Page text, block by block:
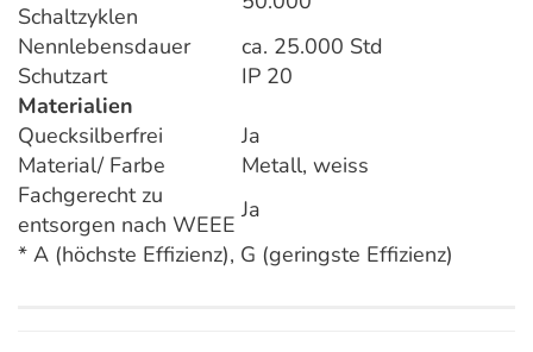
Schaltzyklen
Nennlebensdauer
ca. 25.000 Std
Schutzart
IP 20
Materialien
Quecksilberfrei
Ja
Material/ Farbe
Metall, weiss
Fachgerecht zu
entsorgen nach WEEE
Ja
* A (höchste Effizienz), G (geringste Effizienz)